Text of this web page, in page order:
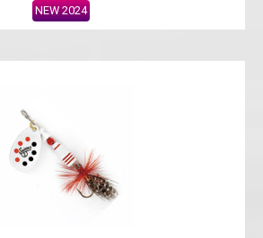
NEW 2024